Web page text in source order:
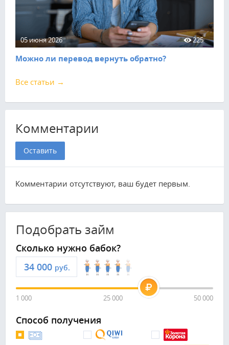
05 июня 2026 225
Можно ли перевод вернуть обратно?
Все статьи →
Комментарии
Оставить
Комментарии отсутствуют, ваш будет первым.
Подобрать займ
Сколько нужно бабок?
руб.
1 000 25 000 50 000
Способ получения